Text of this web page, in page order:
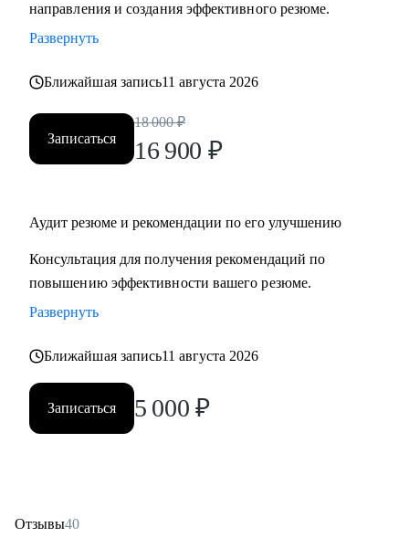
направления и создания эффективного резюме.
Развернуть
Ближайшая запись11 августа 2026
Записаться
18 000 ₽
16 900 ₽
Аудит резюме и рекомендации по его улучшению
Консультация для получения рекомендаций по
повышению эффективности вашего резюме.
Развернуть
Ближайшая запись11 августа 2026
Записаться 5 000 ₽
Отзывы40